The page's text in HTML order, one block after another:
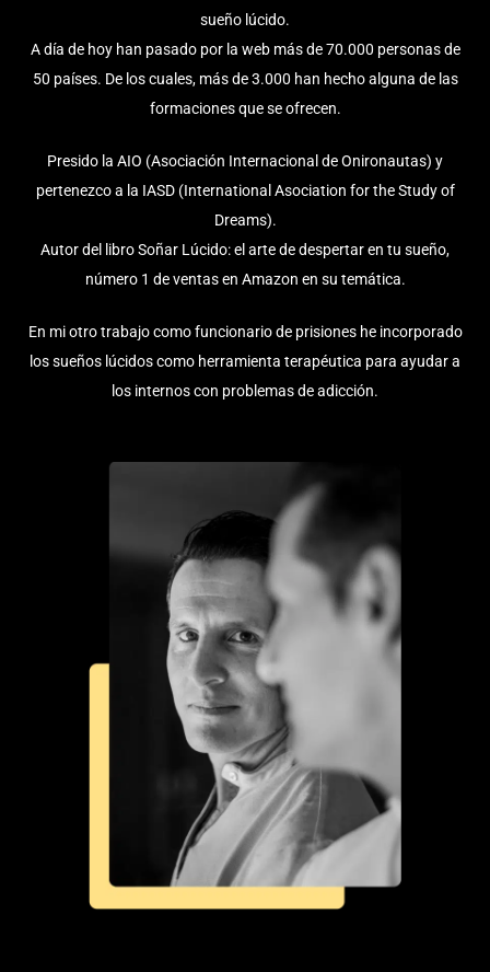
sueño lúcido.
A día de hoy han pasado por la web más de 70.000 personas de
50 países. De los cuales, más de 3.000 han hecho alguna de las
formaciones que se ofrecen.
Presido la AIO (Asociación Internacional de Onironautas) y
pertenezco a la IASD (International Asociation for the Study of
Dreams).
Autor del libro Soñar Lúcido: el arte de despertar en tu sueño,
número 1 de ventas en Amazon en su temática.
En mi otro trabajo como funcionario de prisiones he incorporado
los sueños lúcidos como herramienta terapéutica para ayudar a
los internos con problemas de adicción.